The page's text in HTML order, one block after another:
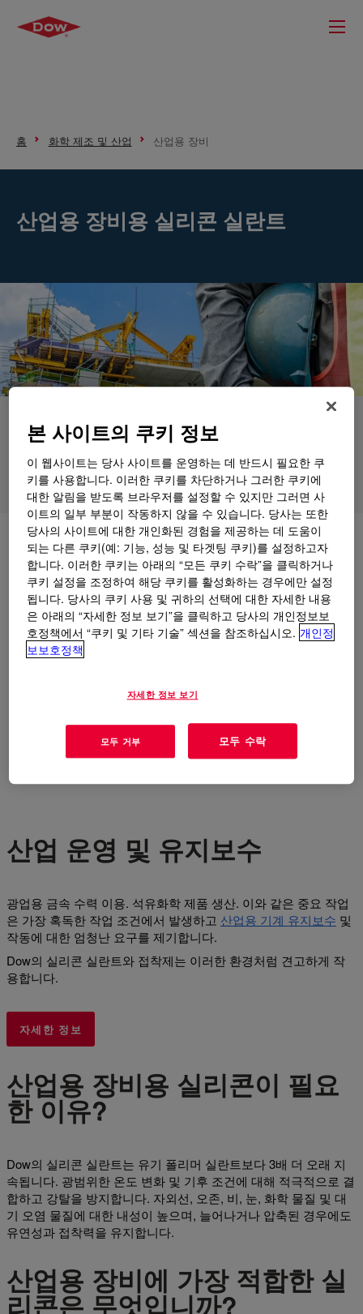
홈 화학 제조 및 산업 산업용 장비
산업용 장비용 실리콘 실란트
애플리케이션
제품
지원
탐색 산업용 장비
산업 운영 및 유지보수
광업용 금속 수력 이용. 석유화학 제품 생산. 이와 같은 중요 작업
은 가장 혹독한 작업 조건에서 발생하고 산업용 기계 유지보수 및
작동에 대한 엄청난 요구를 제기합니다.
Dow의 실리콘 실란트와 접착제는 이러한 환경처럼 견고하게 작
용합니다.
자세한 정보
산업용 장비용 실리콘이 필요
한 이유?
Dow의 실리콘 실란트는 유기 폴리머 실란트보다 3배 더 오래 지
속됩니다. 광범위한 온도 변화 및 기후 조건에 대해 적극적으로 결
합하고 강탈을 방지합니다. 자외선, 오존, 비, 눈, 화학 물질 및 대
기 오염 물질에 대한 내성이 높으며, 늘어나거나 압축된 경우에도
유연성과 접착력을 유지합니다.
산업용 장비에 가장 적합한 실
리콘은 무엇입니까?
본 사이트의 쿠키 정보
이 웹사이트는 당사 사이트를 운영하는 데 반드시 필요한 쿠
키를 사용합니다. 이러한 쿠키를 차단하거나 그러한 쿠키에
대한 알림을 받도록 브라우저를 설정할 수 있지만 그러면 사
이트의 일부 부분이 작동하지 않을 수 있습니다. 당사는 또한
당사의 사이트에 대한 개인화된 경험을 제공하는 데 도움이
되는 다른 쿠키(예: 기능, 성능 및 타겟팅 쿠키)를 설정하고자
합니다. 이러한 쿠키는 아래의 “모든 쿠키 수락”을 클릭하거나
쿠키 설정을 조정하여 해당 쿠키를 활성화하는 경우에만 설정
됩니다. 당사의 쿠키 사용 및 귀하의 선택에 대한 자세한 내용
은 아래의 “자세한 정보 보기”을 클릭하고 당사의 개인정보보
호정책에서 “쿠키 및 기타 기술” 섹션을 참조하십시오. 개인정
보보호정책
자세한 정보 보기
모두 거부 모두 수락